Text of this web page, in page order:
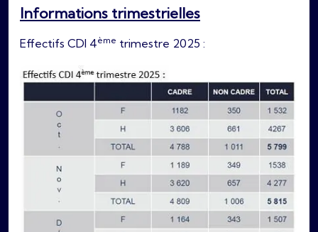
Informations trimestrielles
Effectifs CDI 4ème trimestre 2025 :